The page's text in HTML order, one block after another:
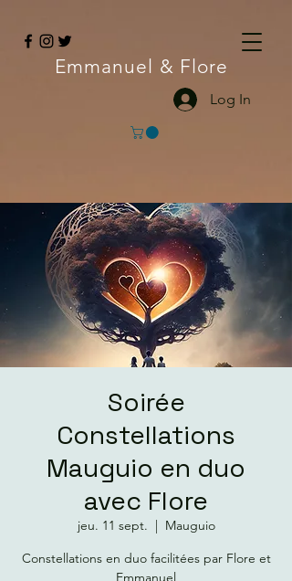
Emmanuel & Flore
Log In
Soirée
Constellations
Mauguio en duo
avec Flore
jeu. 11 sept.
  |
Mauguio
Constellations en duo facilitées par Flore et
Emmanuel